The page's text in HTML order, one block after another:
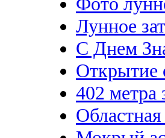
Лунное
С Днем
Открытие
402 метра